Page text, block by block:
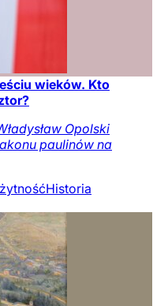
wieków. Kto
Opolski
paulinów na
Historia